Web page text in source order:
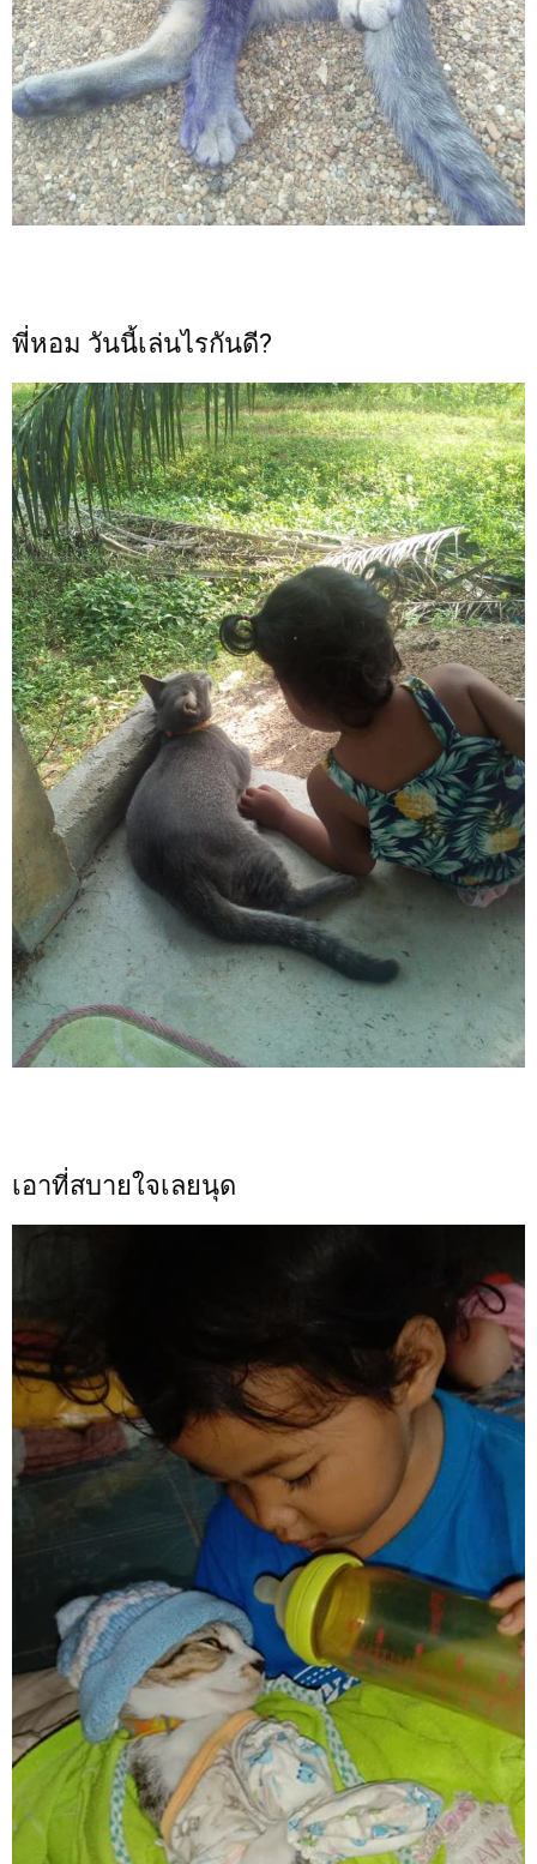
พี่หอม วันนี้เล่นไรกันดี?
เอาที่สบายใจเลยนุด